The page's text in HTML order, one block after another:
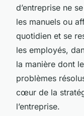
d’entreprise ne
les manuels ou
quotidien et se
les employés,
la manière dont
problèmes
cœur de la
l’entreprise.